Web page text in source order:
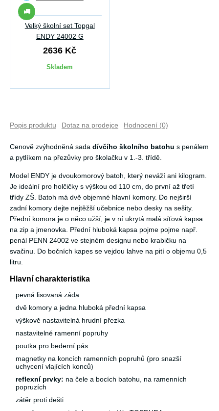
Velký školní set Topgal
ENDY 24002 G
2636 Kč
Skladem
Popis produktu Dotaz na prodejce Hodnocení (0)
Cenově zvýhodněná sada dívčího školního batohu s penálem
a pytlíkem na přezůvky pro školačku v 1.-3. třídě.
Model ENDY je dvoukomorový batoh, který neváží ani kilogram.
Je ideální pro holčičky s výškou od 110 cm, do první až třetí
třídy ZŠ. Batoh má dvě objemné hlavní komory. Do nejširší
zadní komory dejte nejtěžší učebnice nebo desky na sešity.
Přední komora je o něco užší, je v ní ukrytá malá síťová kapsa
na zip a jmenovka. Přední hluboká kapsa pojme pojme např.
penál PENN 24002 ve stejném designu nebo krabičku na
svačinu. Do bočních kapes se vejdou lahve na pití o objemu 0,5
litru.
Hlavní charakteristika
pevná lisovaná záda
dvě komory a jedna hluboká přední kapsa
výškově nastavitelná hrudní přezka
nastavitelné ramenní popruhy
poutka pro bederní pás
magnetky na koncích ramenních popruhů (pro snazší
uchycení vlajících konců)
reflexní prvky: na čele a bocích batohu, na ramenních
popruzích
zátěr proti dešti